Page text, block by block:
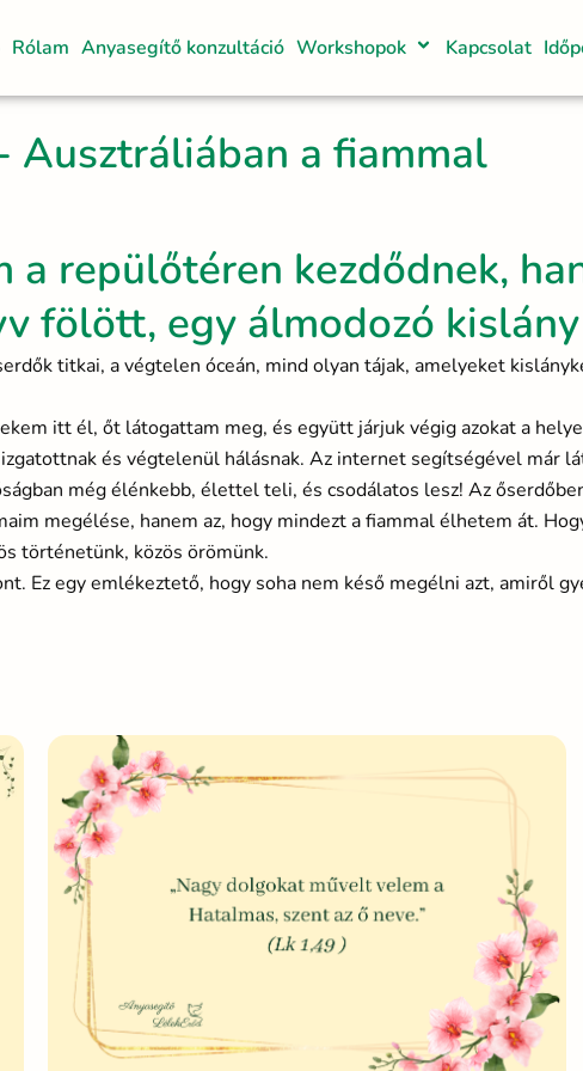
Rólam Anyasegítő konzultáció Workshopok Kapcsolat
Ausztráliában a fiammal
a repülőtéren kezdődnek,
fölött, egy álmodozó
titkai, a végtelen óceán, mind olyan tájak, amelyeket
itt él, őt látogattam meg, és együtt járjuk végig azokat a
és végtelenül hálásnak. Az internet segítségével már
még élénkebb, élettel teli, és csodálatos lesz! Az
megélése, hanem az, hogy mindezt a fiammal élhetem át.
történetünk, közös örömünk.
Ez egy emlékeztető, hogy soha nem késő megélni azt, amiről